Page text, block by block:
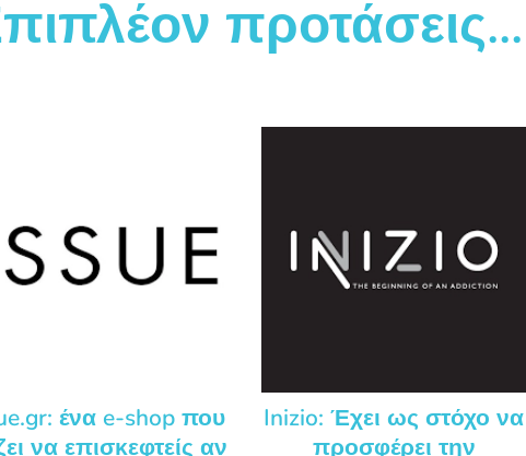
προτάσεις...
ένα e-shop που
να επισκεφτείς αν
Inizio: Έχει ως στόχο να
προσφέρει την